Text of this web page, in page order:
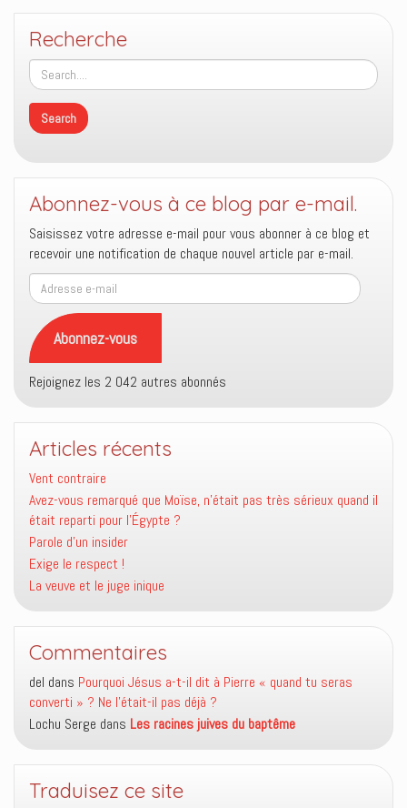
Recherche
Abonnez-vous à ce blog par e-mail.
Saisissez votre adresse e-mail pour vous abonner à ce blog et
recevoir une notification de chaque nouvel article par e-mail.
Adresse
e-
mail
Abonnez-vous
Rejoignez les 2 042 autres abonnés
Articles récents
Vent contraire
Avez-vous remarqué que Moïse, n’était pas très sérieux quand il
était reparti pour l’Égypte ?
Parole d’un insider
Exige le respect !
La veuve et le juge inique
Commentaires
del dans Pourquoi Jésus a-t-il dit à Pierre « quand tu seras
converti » ? Ne l’était-il pas déjà ?
Lochu Serge dans Les racines juives du baptême
Traduisez ce site